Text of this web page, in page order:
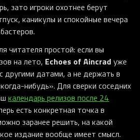
зато игроки охотнее берут
каникулы и спокойные вечера
читателя простой: если вы
на лето, Echoes of Aincrad уже
другими датами, а не держать в
нибудь». Для сверки соседних
календарь релизов после 24
есть конкретная точка в
заранее решить, на какой
издание вообще имеет смысл.